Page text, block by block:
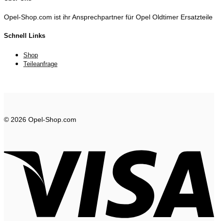
Opel-Shop.com ist ihr Ansprechpartner für Opel Oldtimer Ersatzteile
Schnell Links
Shop
Teileanfrage
© 2026 Opel-Shop.com